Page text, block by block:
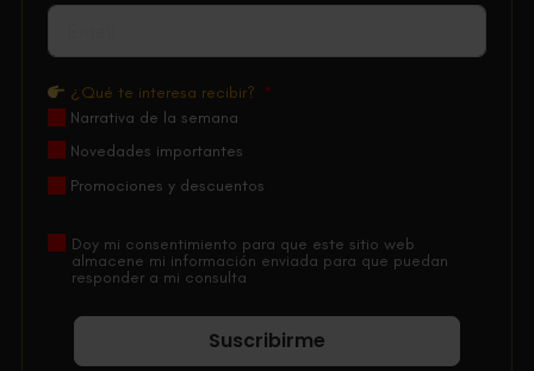
¿Qué te interesa recibir?
Narrativa de la semana
Novedades importantes
Promociones y descuentos
Doy mi consentimiento para que este sitio web
almacene mi información enviada para que puedan
responder a mi consulta
Suscribirme